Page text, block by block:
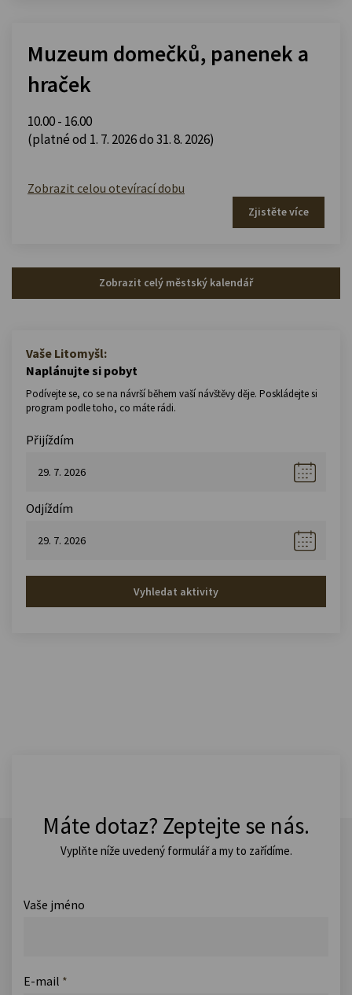
Muzeum domečků, panenek a
hraček
10.00 - 16.00
(platné od 1. 7. 2026 do 31. 8. 2026)
Zobrazit celou otevírací dobu
Zjistěte více
Zobrazit celý městský kalendář
Vaše Litomyšl:
Naplánujte si pobyt
Podívejte se, co se na návrší během vaší návštěvy děje. Poskládejte si
program podle toho, co máte rádi.
Přijíždím
Odjíždím
Vyhledat aktivity
Máte dotaz? Zeptejte se nás.
Vyplňte níže uvedený formulář a my to zařídíme.
Vaše jméno
E-mail *